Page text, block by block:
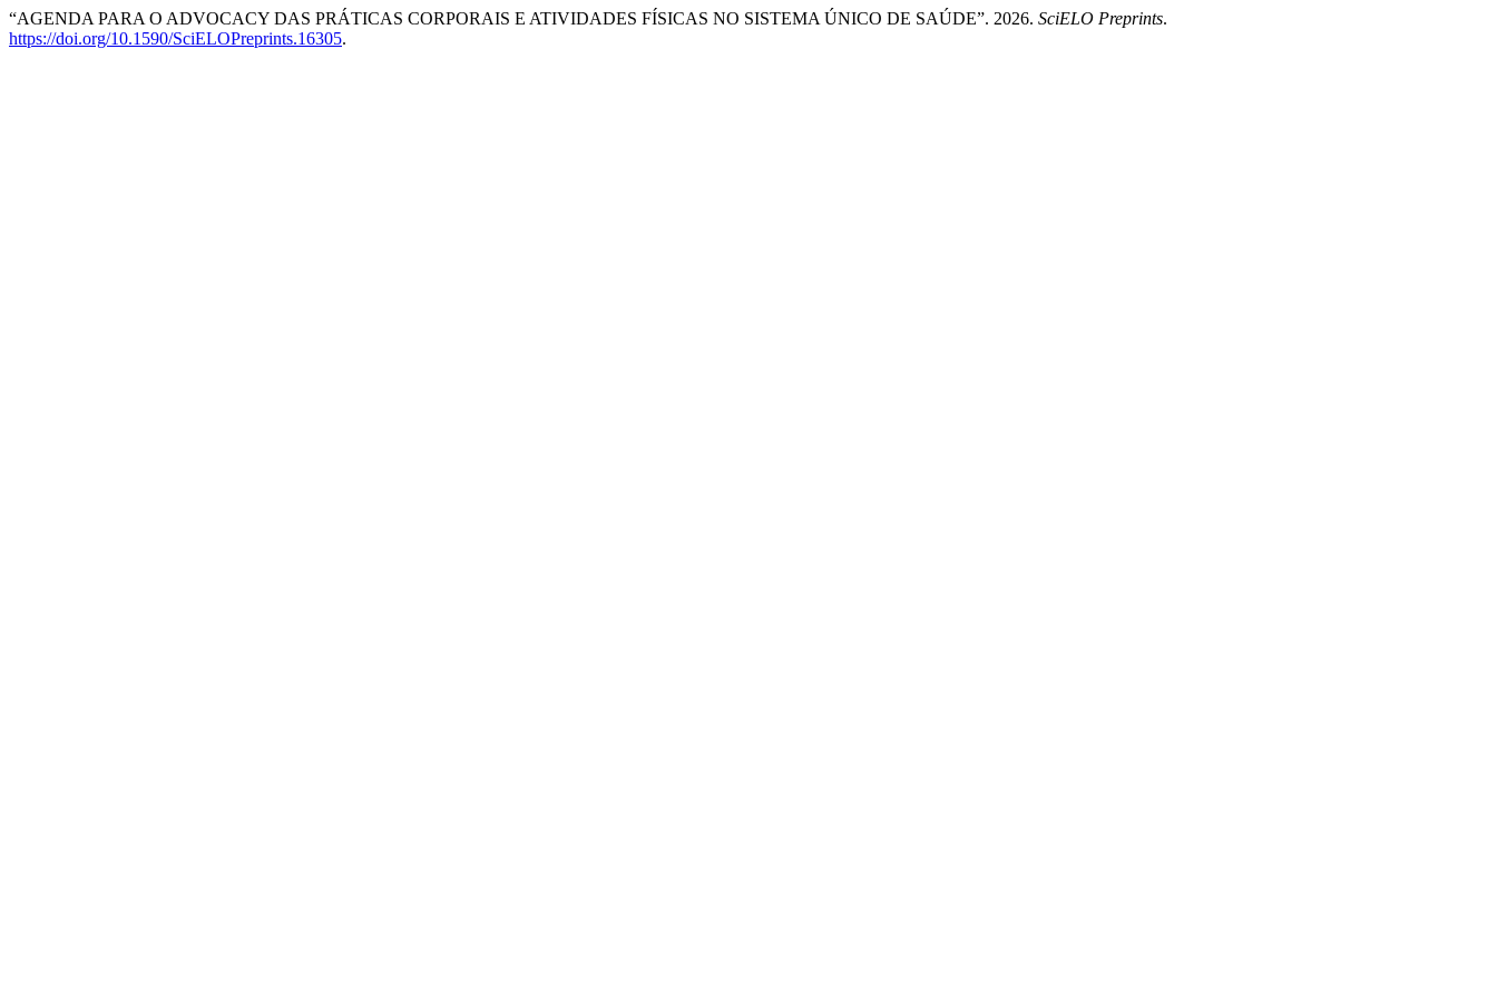
“AGENDA PARA O ADVOCACY DAS PRÁTICAS CORPORAIS E ATIVIDADES FÍSICAS NO SISTEMA ÚNICO DE SAÚDE”. 2026. SciELO Preprints.
https://doi.org/10.1590/SciELOPreprints.16305.